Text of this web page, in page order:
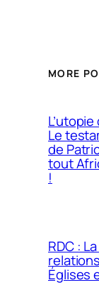
MORE
Le
de
tout
!
RDC :
Églises